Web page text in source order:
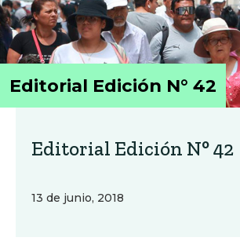
Editorial Edición N° 42
Editorial Edición N° 42
13 de junio, 2018